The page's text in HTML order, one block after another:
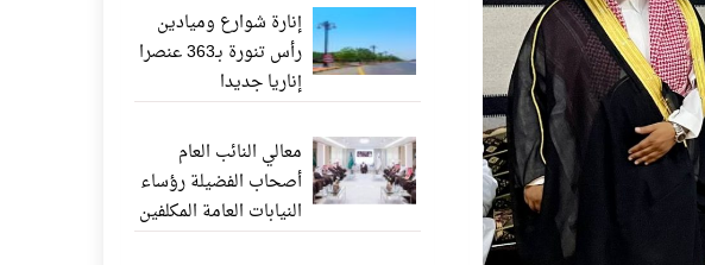
إنارة شوارع وميادين
رأس تنورة بـ363 عنصرا
إناريا جديدا
معالي النائب العام
أصحاب الفضيلة رؤساء
النيابات العامة المكلفين
حديثًا